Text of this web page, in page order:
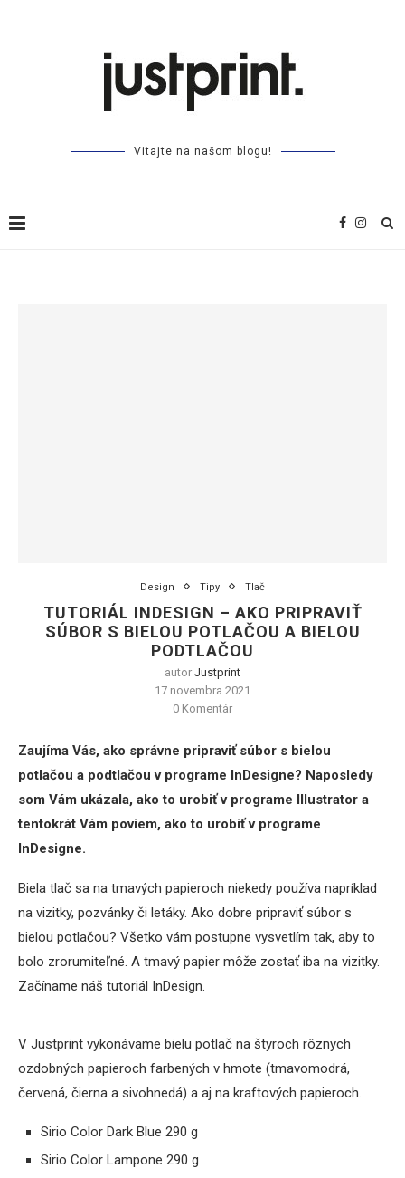
Vitajte na našom blogu!
Design Tipy Tlač
TUTORIÁL INDESIGN – AKO PRIPRAVIŤ
SÚBOR S BIELOU POTLAČOU A BIELOU
PODTLAČOU
autor Justprint
17 novembra 2021
0 Komentár
Zaujíma Vás, ako správne pripraviť súbor s bielou
potlačou a podtlačou v programe InDesigne? Naposledy
som Vám ukázala, ako to urobiť v programe Illustrator a
tentokrát Vám poviem, ako to urobiť v programe
InDesigne.
Biela tlač sa na tmavých papieroch niekedy používa napríklad
na vizitky, pozvánky či letáky. Ako dobre pripraviť súbor s
bielou potlačou? Všetko vám postupne vysvetlím tak, aby to
bolo zrorumiteľné. A tmavý papier môže zostať iba na vizitky.
Začíname náš tutoriál InDesign.
V Justprint vykonávame bielu potlač na štyroch rôznych
ozdobných papieroch farbených v hmote (tmavomodrá,
červená, čierna a sivohnedá) a aj na kraftových papieroch.
Sirio Color Dark Blue 290 g
Sirio Color Lampone 290 g